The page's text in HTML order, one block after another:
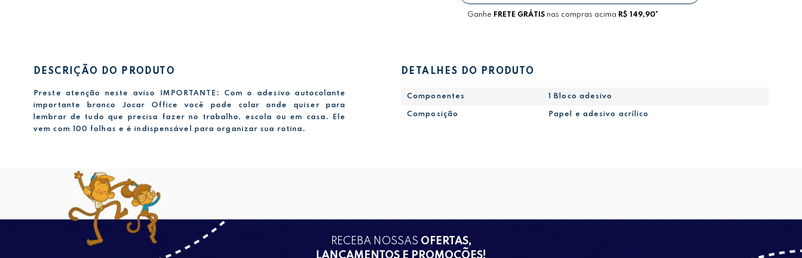
Ganhe FRETE GRÁTISnas compras acima R$ 149,90*
DESCRIÇÃO DO PRODUTO
Preste atenção neste aviso IMPORTANTE: Com o adesivo autocolante
importante branco Jocar Office você pode colar onde quiser para
lembrar de tudo que precisa fazer no trabalho, escola ou em casa. Ele
vem com 100 folhas e é indispensável para organizar sua rotina.
DETALHES DO PRODUTO
Componentes 1 Bloco adesivo
Composição Papel e adesivo acrílico
RECEBA NOSSAS OFERTAS,
LANÇAMENTOS E PROMOÇÕES!